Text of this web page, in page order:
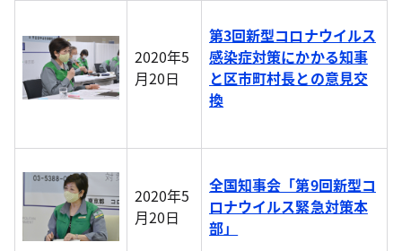
2020年5
月20日
第3回新型コロナウイルス
感染症対策にかかる知事
と区市町村長との意見交
換
2020年5
月20日
全国知事会「第9回新型コ
ロナウイルス緊急対策本
部」